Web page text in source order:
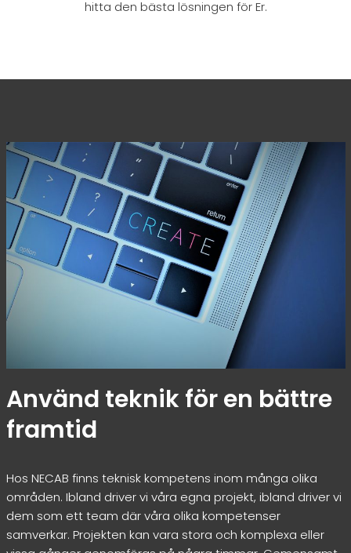
hitta den bästa lösningen för Er.
Använd teknik för en bättre
framtid
Hos NECAB finns teknisk kompetens inom många olika
områden. Ibland driver vi våra egna projekt, ibland driver vi
dem som ett team där våra olika kompetenser
samverkar. Projekten kan vara stora och komplexa eller